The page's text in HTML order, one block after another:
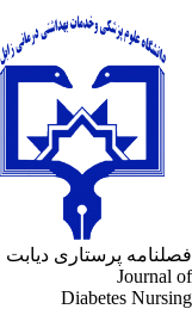
پرستاری دیابت
Journal
Diabetes